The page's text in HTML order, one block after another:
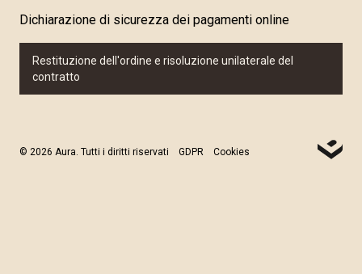
Dichiarazione di sicurezza dei pagamenti online
Restituzione dell'ordine e risoluzione unilaterale del
contratto
© 2026 Aura. Tutti i diritti riservati GDPR Cookies